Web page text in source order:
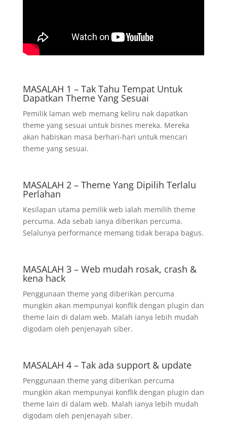
MASALAH 1 – Tak Tahu Tempat Untuk
Dapatkan Theme Yang Sesuai
Pemilik laman web memang keliru nak dapatkan
theme yang sesuai untuk bisnes mereka. Mereka
akan habiskan masa berhari-hari untuk mencari
theme yang sesuai.
MASALAH 2 – Theme Yang Dipilih Terlalu
Perlahan
Kesilapan utama pemilik web ialah memilih theme
percuma. Ada sebab ianya diberikan percuma.
Selalunya performance memang tidak berapa bagus.
MASALAH 3 – Web mudah rosak, crash &
kena hack
Penggunaan theme yang diberikan percuma
mungkin akan mempunyai konflik dengan plugin dan
theme lain di dalam web. Malah ianya lebih mudah
digodam oleh penjenayah siber.
MASALAH 4 – Tak ada support & update
Penggunaan theme yang diberikan percuma
mungkin akan mempunyai konflik dengan plugin dan
theme lain di dalam web. Malah ianya lebih mudah
digodam oleh penjenayah siber.